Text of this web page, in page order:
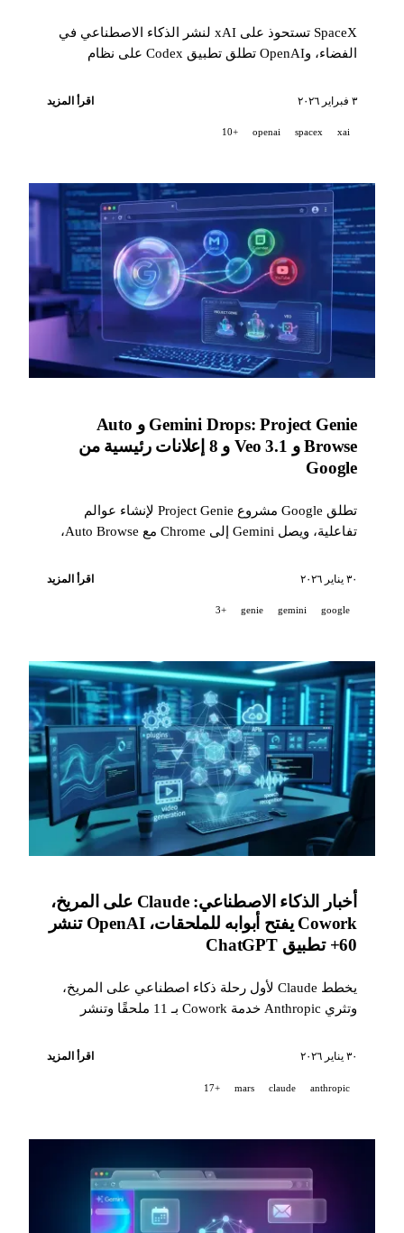
SpaceX تستحوذ على xAI لنشر الذكاء الاصطناعي في
الفضاء، وOpenAI تطلق تطبيق Codex على نظام
وAnthropic تتعاون مع معهد Allen وHHMI للبحث
٣ فبراير ٢٠٢٦ اقرأ المزيد
xai
spacex
openai
+10
Gemini Drops: Project Genie و Auto
Browse و Veo 3.1 و 8 إعلانات رئيسية من
Google
تطلق Google مشروع Project Genie لإنشاء عوالم
تفاعلية، ويصل Gemini إلى Chrome مع Auto Browse،
Intelligence بربط تطبيقات Google الخاصة بك.٣٠ يناير ٢٠٢٦ اقرأ المزيد
google
gemini
genie
+3
أخبار الذكاء الاصطناعي: Claude على المريخ،
Cowork يفتح أبوابه للملحقات، OpenAI تنشر
60+ تطبيق ChatGPT
يخطط Claude لأول رحلة ذكاء اصطناعي على المريخ،
وتثري Anthropic خدمة Cowork بـ 11 ملحقًا وتنشر
ChatGPT، وتطلق xAI واجهة برمجة تطبيقات فيديو
٣٠ يناير ٢٠٢٦ اقرأ المزيد
anthropic
claude
mars
+17